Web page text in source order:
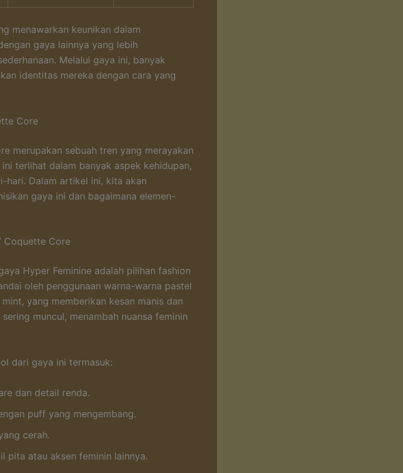
menawarkan keunikan dalam
gaya lainnya yang lebih
Melalui gaya ini, banyak
identitas mereka dengan cara yang
Core
merupakan sebuah tren yang merayakan
terlihat dalam banyak aspek kehidupan,
hari. Dalam artikel ini, kita akan
gaya ini dan bagaimana elemen-
Coquette Core
Hyper Feminine adalah pilihan fashion
oleh penggunaan warna-warna pastel
yang memberikan kesan manis dan
muncul, menambah nuansa feminin
dari gaya ini termasuk:
dan detail renda.
puff yang mengembang.
cerah.
pita atau aksen feminin lainnya.